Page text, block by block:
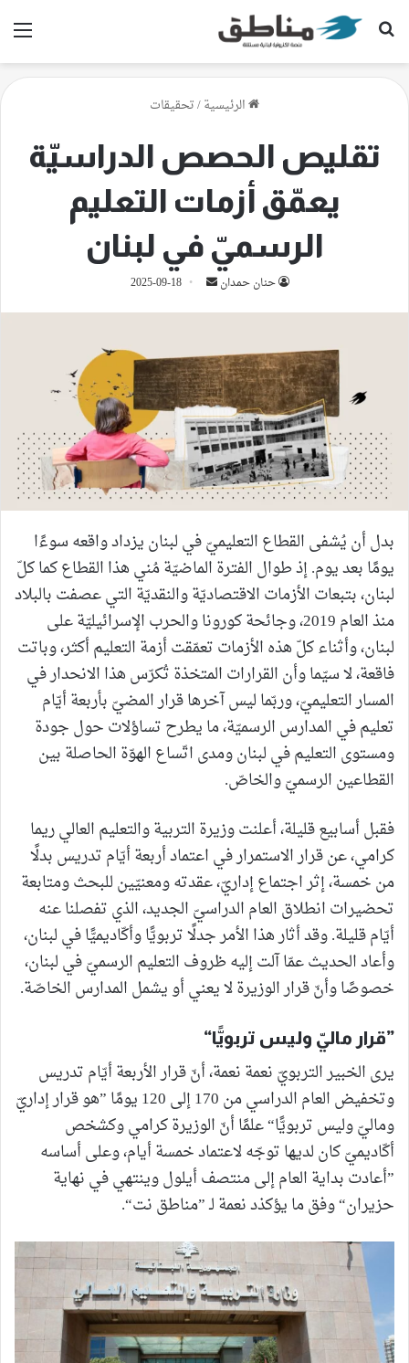
بحث عن
الرئيسية/تحقيقات
تقليص الحصص الدراسيّة
يعمّق أزمات التعليم
الرسميّ في لبنان
حنان حمدان
أرسل 2025-09-18
بدل أن يُشفى القطاع التعليميّ في لبنان يزداد واقعه سوءًا
يومًا بعد يوم. إذ طوال الفترة الماضيّة مُني هذا القطاع كما كلّ
لبنان، بتبعات الأزمات الاقتصاديّة والنقديّة التي عصفت بالبلاد
منذ العام 2019، وجائحة كورونا والحرب الإسرائيليّة على
لبنان، وأثناء كلّ هذه الأزمات تعمّقت أزمة التعليم أكثر، وباتت
فاقعة، لا سيّما وأن القرارات المتخذة تُكرّس هذا الانحدار في
المسار التعليميّ، وربّما ليس آخرها قرار المضيّ بأربعة أيّام
تعليم في المدارس الرسميّة، ما يطرح تساؤلات حول جودة
ومستوى التعليم في لبنان ومدى اتّساع الهوّة الحاصلة بين
القطاعين الرسميّ والخاصّ.
فقبل أسابيع قليلة، أعلنت وزيرة التربية والتعليم العالي ريما
كرامي، عن قرار الاستمرار في اعتماد أربعة أيّام تدريس بدلًا
من خمسة، إثر اجتماع إداريّ، عقدته ومعنيّين للبحث ومتابعة
تحضيرات انطلاق العام الدراسيّ الجديد، الذي تفصلنا عنه
أيّام قليلة. وقد أثار هذا الأمر جدلًا تربويًّا وأكّاديميًّا في لبنان،
وأعاد الحديث عمّا آلت إليه ظروف التعليم الرسميّ في لبنان،
خصوصًا وأنّ قرار الوزيرة لا يعني أو يشمل المدارس الخاصّة.
”قرار ماليّ وليس تربويًّا“
يرى الخبير التربويّ نعمة نعمة، أنّ قرار الأربعة أيّام تدريس
وتخفيض العام الدراسي من 170 إلى 120 يومًا ”هو قرار إداريّ
وماليّ وليس تربويًّا“ علمًا أنّ الوزيرة كرامي وكشخص
أكّاديميّ كان لديها توجّه لاعتماد خمسة أيام، وعلى أساسه
”أعادت بداية العام إلى منتصف أيلول وينتهي في نهاية
حزيران“ وفق ما يؤكذد نعمة لـ ”مناطق نت“.